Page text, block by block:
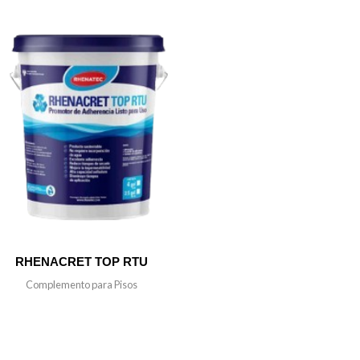
RHENACRET TOP RTU
Complemento para Pisos